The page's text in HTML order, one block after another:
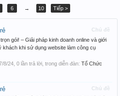
6 → 10 Tiếp >
Chủ đề
gói! – Giải pháp kinh doanh online và giới
khách khi sử dụng website làm công cụ
8/24 , 0 lần trả lời, trong diễn đàn: Tổ Chức
Chủ đề